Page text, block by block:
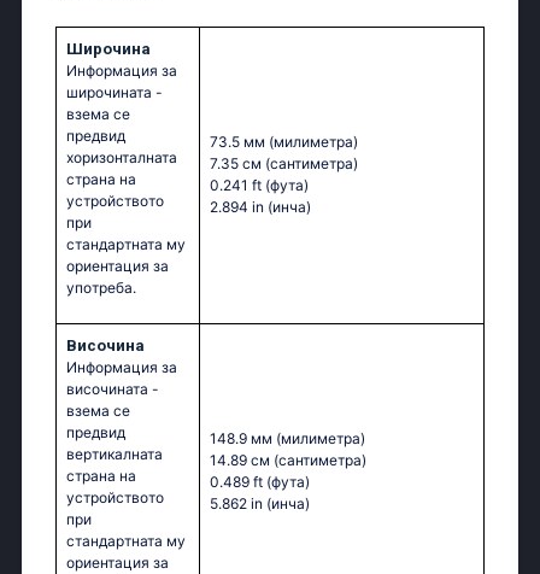
Широчина
Информация за
широчината -
взема се
предвид
хоризонталната
страна на
устройството
при
стандартната му
ориентация за
употреба.
73.5 мм (милиметра)
7.35 см (сантиметра)
0.241 ft (фута)
2.894 in (инча)
Височина
Информация за
височината -
взема се
предвид
вертикалната
страна на
устройството
при
стандартната му
ориентация за
148.9 мм (милиметра)
14.89 см (сантиметра)
0.489 ft (фута)
5.862 in (инча)